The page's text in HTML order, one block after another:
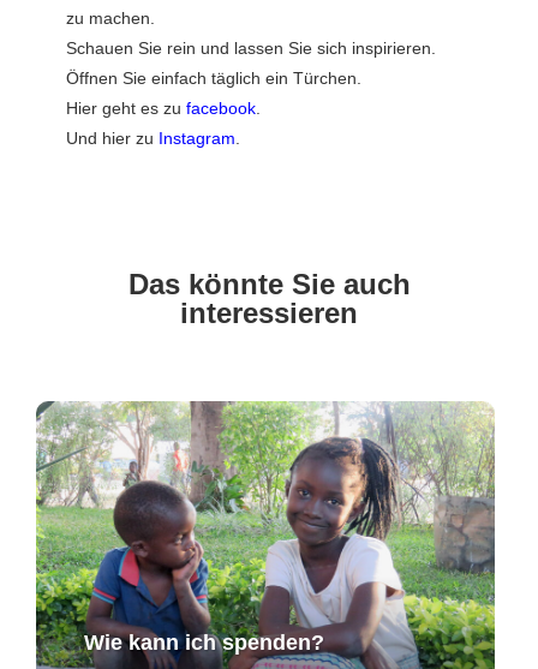
zu machen.
Schauen Sie rein und lassen Sie sich inspirieren.
Öffnen Sie einfach täglich ein Türchen.
Hier geht es zu facebook.
Und hier zu Instagram.
Das könnte Sie auch
interessieren
Wie kann ich spenden?